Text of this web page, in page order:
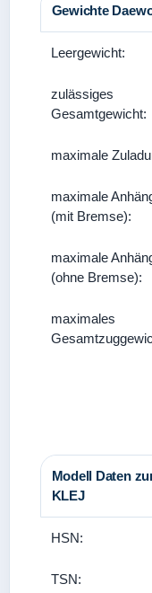
Gewichte
Leergewicht:
zulässiges
Gesamtgewicht:
maximale
maximale
(mit Bremse):
maximale
(ohne Bremse):
maximales
Modell Daten
KLEJ
HSN:
TSN: